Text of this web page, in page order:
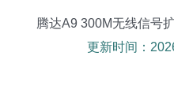
腾达A9 300M无线信号
更新时间：